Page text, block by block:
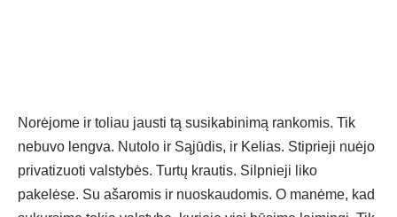
Norėjome ir toliau jausti tą susikabinimą rankomis. Tik
nebuvo lengva. Nutolo ir Sąjūdis, ir Kelias. Stiprieji nuėjo
privatizuoti valstybės. Turtų krautis. Silpnieji liko
pakelėse. Su ašaromis ir nuoskaudomis. O manėme, kad